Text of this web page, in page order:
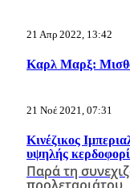
21 Απρ 2022, 13:42
Καρλ Μαρξ:
21 Νοέ 2021, 07:31
Κινέζικος
υψηλής
Παρά τη